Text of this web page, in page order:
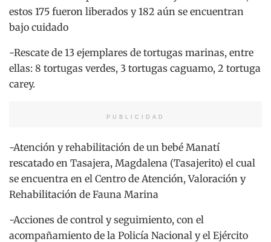
estos 175 fueron liberados y 182 aún se encuentran
bajo cuidado
-Rescate de 13 ejemplares de tortugas marinas, entre
ellas: 8 tortugas verdes, 3 tortugas caguamo, 2 tortuga
carey.
PUBLICIDAD
-Atención y rehabilitación de un bebé Manatí
rescatado en Tasajera, Magdalena (Tasajerito) el cual
se encuentra en el Centro de Atención, Valoración y
Rehabilitación de Fauna Marina
-Acciones de control y seguimiento, con el
acompañamiento de la Policía Nacional y el Ejército